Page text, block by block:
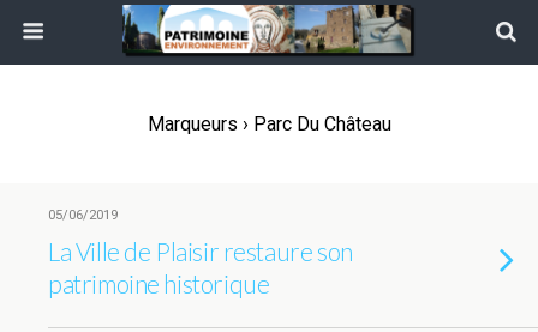
Marqueurs › Parc Du Château
05/06/2019
La Ville de Plaisir restaure son
patrimoine historique